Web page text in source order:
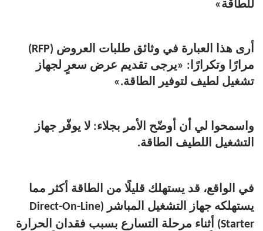
للطاقة»
أرى هذا العبارة في وثائق طلبات العروض (RFP)
مرارًا وتكرارًا: «يرجى تقديم عرض سعرٍ لجهاز
تشغيل لطيف لتوفير الطاقة.»
واسمحوا لي أن أوضّح الأمر بجلاء: لا يوفّر جهاز
التشغيل اللطيف الطاقة.
في الواقع، قد يستهلك قليلًا من الطاقة أكثر مما
يستهلكه جهاز التشغيل المباشر (Direct-On-Line
Starter) أثناء مرحلة التسارع بسبب فقدان الحرارة